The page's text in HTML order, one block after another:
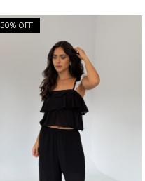
30% OFF